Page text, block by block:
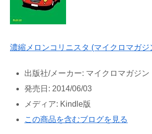
濃縮メロンコリニスタ (マイクロマガ
出版社/メーカー: マイクロマガジン
発売日: 2014/06/03
メディア: Kindle版
この商品を含むブログを見る